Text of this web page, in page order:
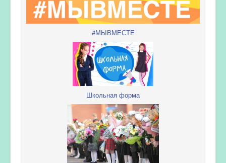
#МЫВМЕСТЕ
Школьная форма